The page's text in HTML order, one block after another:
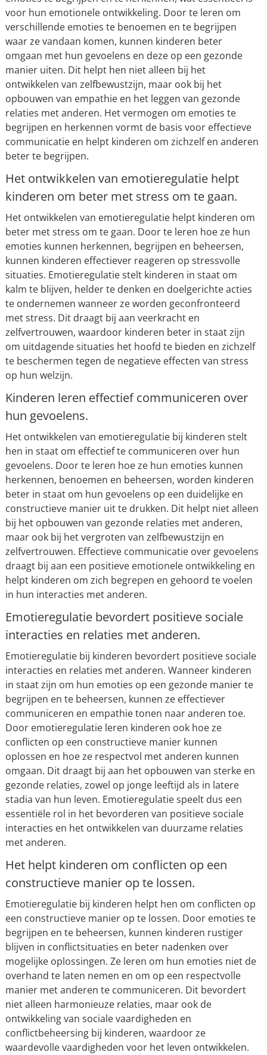
voor hun emotionele ontwikkeling. Door te leren om
verschillende emoties te benoemen en te begrijpen
waar ze vandaan komen, kunnen kinderen beter
omgaan met hun gevoelens en deze op een gezonde
manier uiten. Dit helpt hen niet alleen bij het
ontwikkelen van zelfbewustzijn, maar ook bij het
opbouwen van empathie en het leggen van gezonde
relaties met anderen. Het vermogen om emoties te
begrijpen en herkennen vormt de basis voor effectieve
communicatie en helpt kinderen om zichzelf en anderen
beter te begrijpen.
Het ontwikkelen van emotieregulatie helpt
kinderen om beter met stress om te gaan.
Het ontwikkelen van emotieregulatie helpt kinderen om
beter met stress om te gaan. Door te leren hoe ze hun
emoties kunnen herkennen, begrijpen en beheersen,
kunnen kinderen effectiever reageren op stressvolle
situaties. Emotieregulatie stelt kinderen in staat om
kalm te blijven, helder te denken en doelgerichte acties
te ondernemen wanneer ze worden geconfronteerd
met stress. Dit draagt bij aan veerkracht en
zelfvertrouwen, waardoor kinderen beter in staat zijn
om uitdagende situaties het hoofd te bieden en zichzelf
te beschermen tegen de negatieve effecten van stress
op hun welzijn.
Kinderen leren effectief communiceren over
hun gevoelens.
Het ontwikkelen van emotieregulatie bij kinderen stelt
hen in staat om effectief te communiceren over hun
gevoelens. Door te leren hoe ze hun emoties kunnen
herkennen, benoemen en beheersen, worden kinderen
beter in staat om hun gevoelens op een duidelijke en
constructieve manier uit te drukken. Dit helpt niet alleen
bij het opbouwen van gezonde relaties met anderen,
maar ook bij het vergroten van zelfbewustzijn en
zelfvertrouwen. Effectieve communicatie over gevoelens
draagt bij aan een positieve emotionele ontwikkeling en
helpt kinderen om zich begrepen en gehoord te voelen
in hun interacties met anderen.
Emotieregulatie bevordert positieve sociale
interacties en relaties met anderen.
Emotieregulatie bij kinderen bevordert positieve sociale
interacties en relaties met anderen. Wanneer kinderen
in staat zijn om hun emoties op een gezonde manier te
begrijpen en te beheersen, kunnen ze effectiever
communiceren en empathie tonen naar anderen toe.
Door emotieregulatie leren kinderen ook hoe ze
conflicten op een constructieve manier kunnen
oplossen en hoe ze respectvol met anderen kunnen
omgaan. Dit draagt bij aan het opbouwen van sterke en
gezonde relaties, zowel op jonge leeftijd als in latere
stadia van hun leven. Emotieregulatie speelt dus een
essentiële rol in het bevorderen van positieve sociale
interacties en het ontwikkelen van duurzame relaties
met anderen.
Het helpt kinderen om conflicten op een
constructieve manier op te lossen.
Emotieregulatie bij kinderen helpt hen om conflicten op
een constructieve manier op te lossen. Door emoties te
begrijpen en te beheersen, kunnen kinderen rustiger
blijven in conflictsituaties en beter nadenken over
mogelijke oplossingen. Ze leren om hun emoties niet de
overhand te laten nemen en om op een respectvolle
manier met anderen te communiceren. Dit bevordert
niet alleen harmonieuze relaties, maar ook de
ontwikkeling van sociale vaardigheden en
conflictbeheersing bij kinderen, waardoor ze
waardevolle vaardigheden voor het leven ontwikkelen.